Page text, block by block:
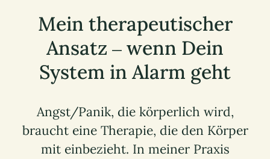
Mein therapeutischer
Ansatz – wenn Dein
System in Alarm geht
Angst/Panik, die körperlich wird,
braucht eine Therapie, die den Körper
mit einbezieht. In meiner Praxis